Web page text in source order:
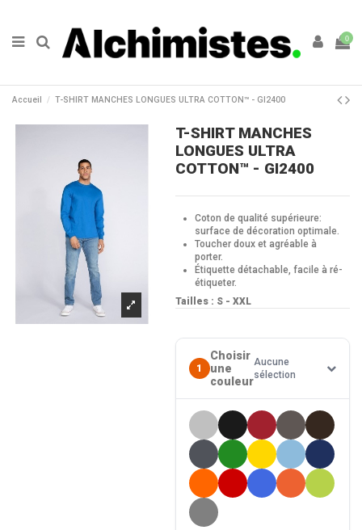
0
Accueil T-SHIRT MANCHES LONGUES ULTRA COTTON™ - GI2400
T-SHIRT MANCHES
LONGUES ULTRA
COTTON™ - GI2400
Coton de qualité supérieure:
surface de décoration optimale.
Toucher doux et agréable à
porter.
Étiquette détachable, facile à ré-
étiqueter.
Tailles : S - XXL
1
Choisir
une
couleur
Aucune
sélection